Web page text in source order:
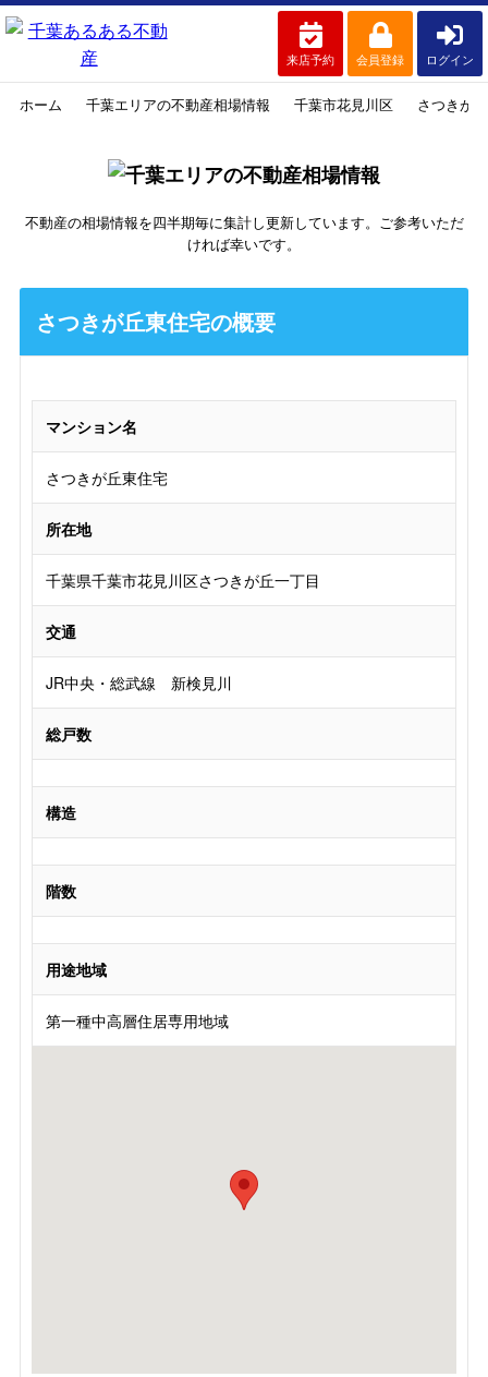
来店予約 会員登録 ログイン
ホーム 千葉エリアの不動産相場情報 千葉市花見川区 さつきが丘
不動産の相場情報を四半期毎に集計し更新しています。ご参考いただ
ければ幸いです。
さつきが丘東住宅の概要
マンション名
さつきが丘東住宅
所在地
千葉県千葉市花見川区さつきが丘一丁目
交通
JR中央・総武線 新検見川
総戸数
構造
階数
用途地域
第一種中高層住居専用地域